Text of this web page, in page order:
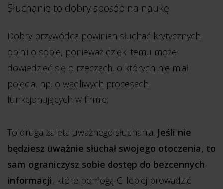
Słuchanie to dobry sposób na naukę
Dobry przywódca powinien słuchać krytycznych
opinii o sobie, ponieważ dzięki temu może
dowiedzieć się o rzeczach, o których nie miał
pojęcia, np. o wadliwych procesach
funkcjonujących w firmie.
To druga zaleta uważnego słuchania. Jeśli nie
będziesz uważnie słuchał swojego otoczenia, to
sam ograniczysz sobie dostęp do bezcennych
informacji, które pomogą Ci lepiej prowadzić